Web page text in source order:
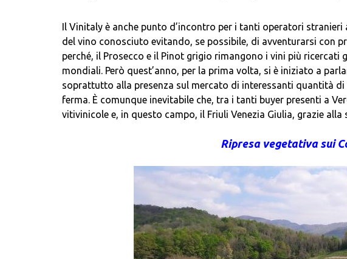
Il Vinitaly è anche punto d’incontro per i tanti operatori
del vino conosciuto evitando, se possibile, di avventurarsi con
perché, il Prosecco e il Pinot grigio rimangono i vini più ricercati
mondiali. Però quest’anno, per la prima volta, si è iniziato a
soprattutto alla presenza sul mercato di interessanti quantità
ferma. È comunque inevitabile che, tra i tanti buyer presenti a
vitivinicole e, in questo campo, il Friuli Venezia Giulia, grazie
Ripresa vegetativa sui